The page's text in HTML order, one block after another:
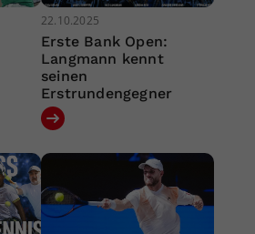
22.10.2025
Erste Bank Open:
Langmann kennt
seinen
Erstrundengegner